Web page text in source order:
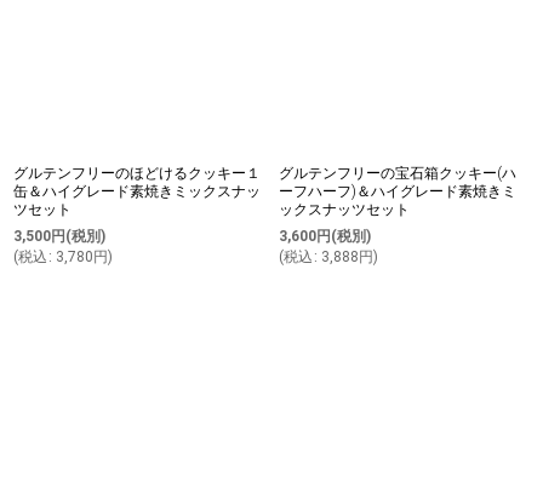
グルテンフリーのほどけるクッキー１
缶＆ハイグレード素焼きミックスナッ
ツセット
3,500円 (税別)
(税込 : 3,780 円)
グルテンフリーの宝石箱クッキー(ハ
ーフハーフ)＆ハイグレード素焼きミ
ックスナッツセット
3,600円 (税別)
(税込 : 3,888 円)